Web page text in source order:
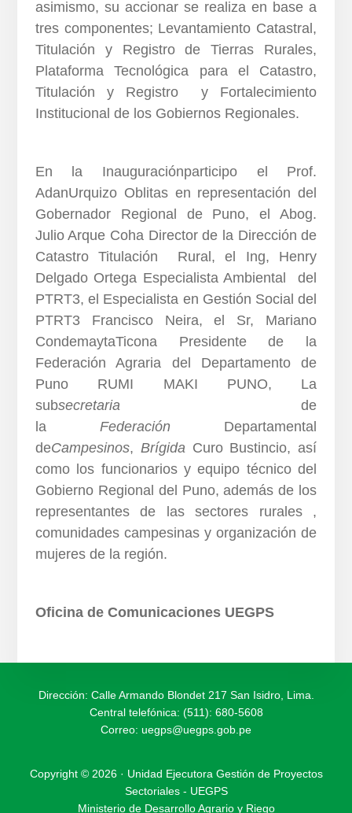
asimismo, su accionar se realiza en base a
tres componentes; Levantamiento Catastral,
Titulación y Registro de Tierras Rurales,
Plataforma Tecnológica para el Catastro,
Titulación y Registro y Fortalecimiento
Institucional de los Gobiernos Regionales.
En la Inauguraciónparticipo el Prof.
AdanUrquizo Oblitas en representación del
Gobernador Regional de Puno, el Abog.
Julio Arque Coha Director de la Dirección de
Catastro Titulación Rural, el Ing, Henry
Delgado Ortega Especialista Ambiental del
PTRT3, el Especialista en Gestión Social del
PTRT3 Francisco Neira, el Sr, Mariano
CondemaytaTicona Presidente de la
Federación Agraria del Departamento de
Puno RUMI MAKI PUNO, La
subsecretariade
la Federación Departamental
deCampesinos, Brígida Curo Bustincio, así
como los funcionarios y equipo técnico del
Gobierno Regional del Puno, además de los
representantes de las sectores rurales ,
comunidades campesinas y organización de
mujeres de la región.
Oficina de Comunicaciones UEGPS
Dirección: Calle Armando Blondet 217 San Isidro, Lima.
Central telefónica: (511): 680-5608
Correo: uegps@uegps.gob.pe
Copyright © 2026 · Unidad Ejecutora Gestión de Proyectos
Sectoriales - UEGPS
Ministerio de Desarrollo Agrario y Riego